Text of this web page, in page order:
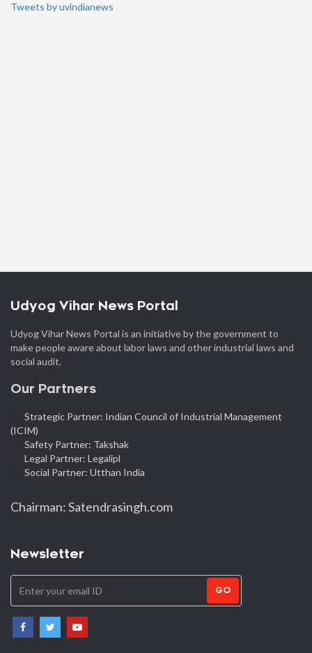
Tweets by uvindianews
Udyog Vihar News Portal
Udyog Vihar News Portal is an initiative by the government to
make people aware about labor laws and other industrial laws and
social audit.
Our Partners
Strategic Partner: Indian Council of Industrial Management
(ICIM)
Safety Partner: Takshak
Legal Partner: Legalipl
Social Partner: Utthan India
Chairman: Satendrasingh.com
Newsletter
GO